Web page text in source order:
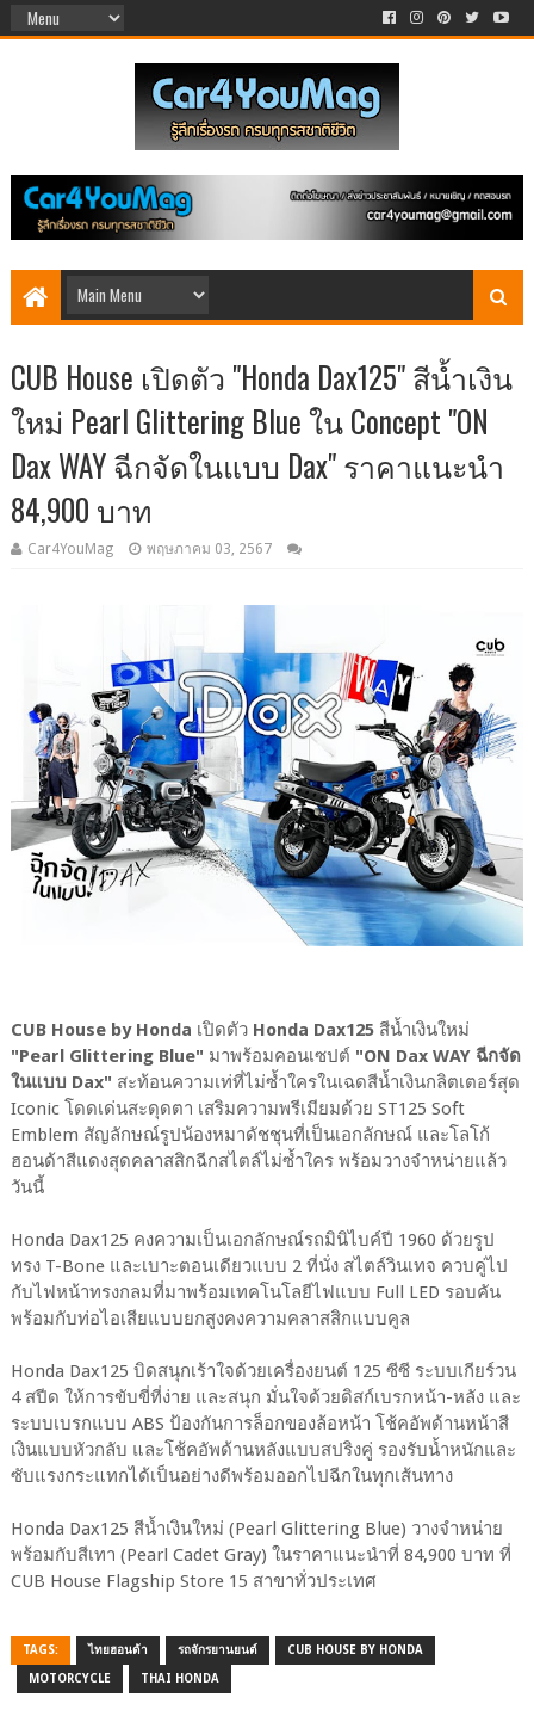
CUB House เปิดตัว "Honda Dax125" สีน้ำเงิน
ใหม่ Pearl Glittering Blue ใน Concept "ON
Dax WAY ฉีกจัดในแบบ Dax" ราคาแนะนำ
84,900 บาท
Car4YouMag พฤษภาคม 03, 2567
CUB House by Honda เปิดตัว Honda Dax125สีน้ำเงินใหม่
"Pearl Glittering Blue" มาพร้อมคอนเซปต์ "ON Dax WAY ฉีกจัด
ในแบบ Dax" สะท้อนความเท่ที่ไม่ซ้ำใครในเฉดสีน้ำเงินกลิตเตอร์สุด
Iconic โดดเด่นสะดุดตา เสริมความพรีเมียมด้วย ST125 Soft
Emblem สัญลักษณ์รูปน้องหมาดัชชุนที่เป็นเอกลักษณ์ และโลโก้
ฮอนด้าสีแดงสุดคลาสสิกฉีกสไตล์ไม่ซ้ำใคร พร้อมวางจำหน่ายแล้ว
วันนี้
Honda Dax125 คงความเป็นเอกลักษณ์รถมินิไบค์ปี 1960 ด้วยรูป
ทรง T-Bone และเบาะตอนเดียวแบบ 2 ที่นั่ง สไตล์วินเทจ ควบคู่ไป
กับไฟหน้าทรงกลมที่มาพร้อมเทคโนโลยีไฟแบบ Full LED รอบคัน
พร้อมกับท่อไอเสียแบบยกสูงคงความคลาสสิกแบบคูล
Honda Dax125 บิดสนุกเร้าใจด้วยเครื่องยนต์ 125 ซีซี ระบบเกียร์วน
4 สปีด ให้การขับขี่ที่ง่าย และสนุก มั่นใจด้วยดิสก์เบรกหน้า-หลัง และ
ระบบเบรกแบบ ABS ป้องกันการล็อกของล้อหน้า โช้คอัพด้านหน้าสี
เงินแบบหัวกลับ และโช้คอัพด้านหลังแบบสปริงคู่ รองรับน้ำหนักและ
ซับแรงกระแทกได้เป็นอย่างดีพร้อมออกไปฉีกในทุกเส้นทาง
Honda Dax125 สีน้ำเงินใหม่ (Pearl Glittering Blue) วางจำหน่าย
พร้อมกับสีเทา (Pearl Cadet Gray) ในราคาแนะนำที่ 84,900 บาท ที่
CUB House Flagship Store 15 สาขาทั่วประเทศ
TAGS: ไทยฮอนด้า รถจักรยานยนต์ CUB HOUSE BY HONDA
MOTORCYCLE THAI HONDA